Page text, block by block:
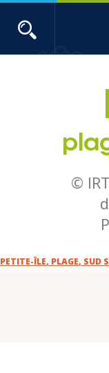
ACTUALITÉS
Produits
Etudes
Toute
©
PETITE-ÎLE, PLAGE, SUD